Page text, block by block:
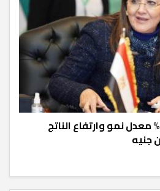
التخطيط : تحقيق 3.8% معدل نمو وارتفاع الناتج